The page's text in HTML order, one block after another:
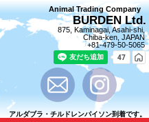
Animal Trading Company
BURDEN Ltd.
875, Kaminagai, Asahi-shi,
Chiba-ken, JAPAN
+81-479-50-5065
アルダブラ・チルドレンパイソン到着です。